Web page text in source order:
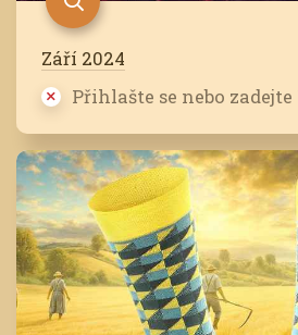
Září 2024
Přihlašte se nebo